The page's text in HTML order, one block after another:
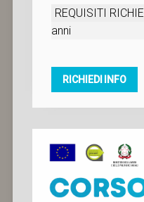
REQUISITI
anni
RICHIEDI INFO